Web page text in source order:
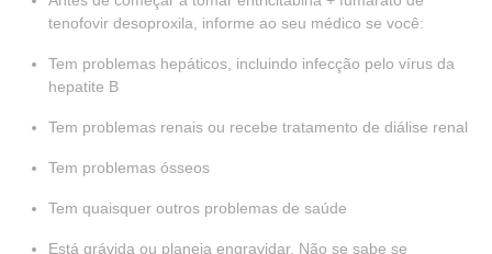
tenofovir desoproxila, informe ao seu médico se você:
Tem problemas hepáticos, incluindo infecção pelo vírus da
hepatite B
Tem problemas renais ou recebe tratamento de diálise renal
Tem problemas ósseos
Tem quaisquer outros problemas de saúde
Está grávida ou planeja engravidar. Não se sabe se